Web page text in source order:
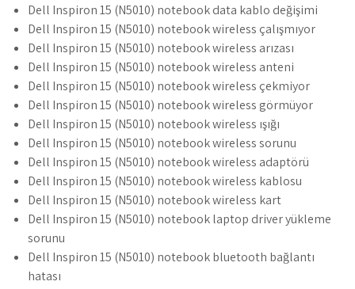
Dell Inspiron 15 (N5010) notebook data kablo değişimi
Dell Inspiron 15 (N5010) notebook wireless çalışmıyor
Dell Inspiron 15 (N5010) notebook wireless arızası
Dell Inspiron 15 (N5010) notebook wireless anteni
Dell Inspiron 15 (N5010) notebook wireless çekmiyor
Dell Inspiron 15 (N5010) notebook wireless görmüyor
Dell Inspiron 15 (N5010) notebook wireless ışığı
Dell Inspiron 15 (N5010) notebook wireless sorunu
Dell Inspiron 15 (N5010) notebook wireless adaptörü
Dell Inspiron 15 (N5010) notebook wireless kablosu
Dell Inspiron 15 (N5010) notebook wireless kart
Dell Inspiron 15 (N5010) notebook laptop driver yükleme
sorunu
Dell Inspiron 15 (N5010) notebook bluetooth bağlantı
hatası